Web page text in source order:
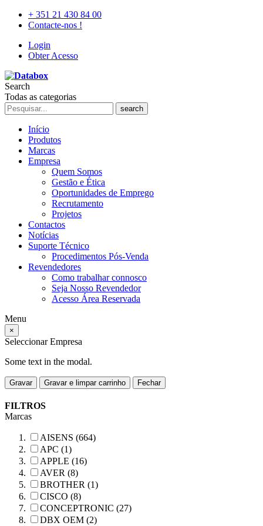
+ 351 21 430 84 00
Contacte-nos !
Login
Obter Acesso
Search
Todas as categorias
search
Início
Produtos
Marcas
Empresa
Quem Somos
Gestão e Ética
Oportunidades de Emprego
Recrutamento
Projetos
Contactos
Notícias
Suporte Técnico
Procedimentos Pós-Venda
Revendedores
Como trabalhar connosco
Seja Nosso Revendedor
Acesso Área Reservada
Menu
×
Seleccionar Empresa
Some text in the modal.
Gravar Gravar e limpar carrinho Fechar
FILTROS
Marcas
AISENS (664)
APC (1)
APPLE (16)
AVER (8)
BROTHER (1)
CISCO (8)
CONCEPTRONIC (27)
DBX OEM (2)